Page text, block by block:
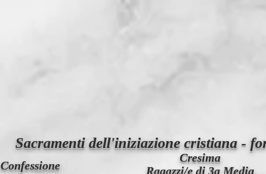
Sacramenti dell'iniziazione cristiana -
Confessione
Cresima
Ragazzi/e di 3a Media